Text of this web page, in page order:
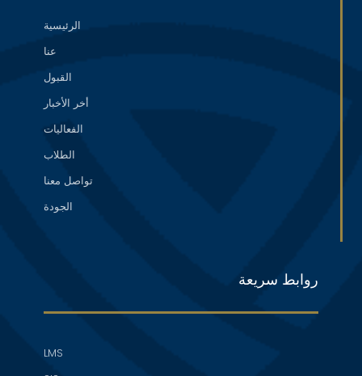
الرئيسية
عنا
القبول
أخر الأخبار
الفعاليات
الطلاب
تواصل معنا
الجودة
روابط سريعة
LMS